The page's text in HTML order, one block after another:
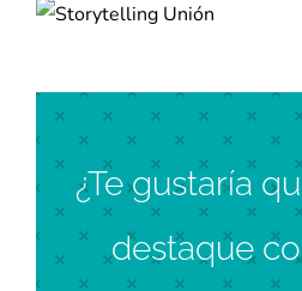
¿Te gustaría
destaque